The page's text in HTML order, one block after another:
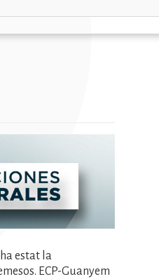
estat la
ECP-Guanyem